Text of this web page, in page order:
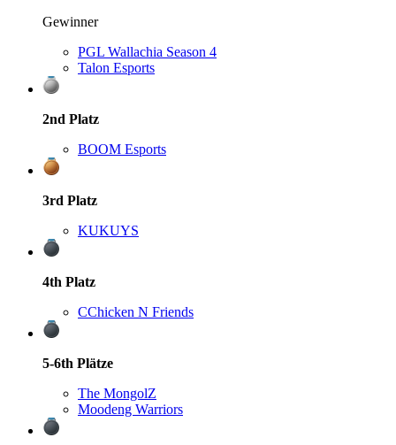
Gewinner
PGL Wallachia Season 4
Talon Esports
2nd Platz
BOOM Esports
3rd Platz
KUKUYS
4th Platz
CChicken N Friends
5-6th Plätze
The MongolZ
Moodeng Warriors